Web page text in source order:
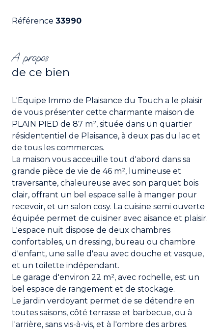
Référence 33990
A propos
de ce bien
L'Equipe Immo de Plaisance du Touch a le plaisir
de vous présenter cette charmante maison de
PLAIN PIED de 87 m², située dans un quartier
résidententiel de Plaisance, à deux pas du lac et
de tous les commerces.
La maison vous acceuille tout d'abord dans sa
grande pièce de vie de 46 m², lumineuse et
traversante, chaleureuse avec son parquet bois
clair, offrant un bel espace salle à manger pour
recevoir, et un salon cosy. La cuisine semi ouverte
équipée permet de cuisiner avec aisance et plaisir.
L'espace nuit dispose de deux chambres
confortables, un dressing, bureau ou chambre
d'enfant, une salle d'eau avec douche et vasque,
et un toilette indépendant.
Le garage d'environ 22 m², avec rochelle, est un
bel espace de rangement et de stockage.
Le jardin verdoyant permet de se détendre en
toutes saisons, côté terrasse et barbecue, ou à
l'arrière, sans vis-à-vis, et à l'ombre des arbres.